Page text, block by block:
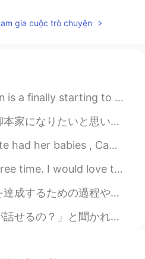
2020.05.22 14:02
ね
な修正はとても役に立ち
方が正しいと思います
gia cuộc trò chuyện
here! for the first time in over a year, res...
「このストーリーがいいな、携わらせてもらってよかった」と思うことが少ないので、自分から書くしかないと...
to those wonderful kitties 😺🥰🥰 can't wait to s...
a shiba inu! Unfortunately my apartment is not p...
どの瞬間でも自分を裏切らないで真剣に生きたほうが豊かな人生に繋がるという意見を話したことあると思うけ...
画鑑賞でも、毎日日本語で何かをするようにしています。」と答えます。「あれ？学校は？」。「行っていない...